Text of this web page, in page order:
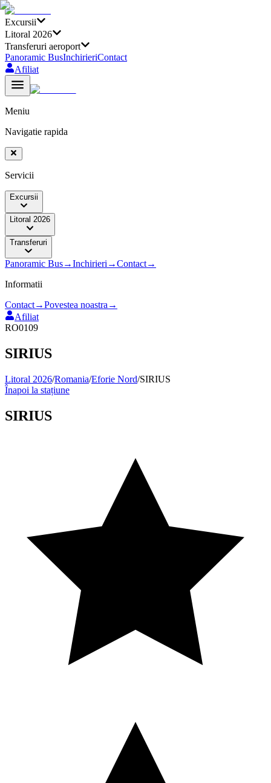
Excursii
Litoral 2026
Transferuri aeroport
Panoramic BusInchirieriContact
Afiliat
Meniu
Navigatie rapida
Servicii
Excursii
Litoral 2026
Transferuri
Panoramic Bus→Inchirieri →Contact→
Informatii
Contact→Povestea noastra →
Afiliat
RO0109
SIRIUS
Litoral 2026/Romania/Eforie Nord/SIRIUS
Înapoi la stațiune
SIRIUS